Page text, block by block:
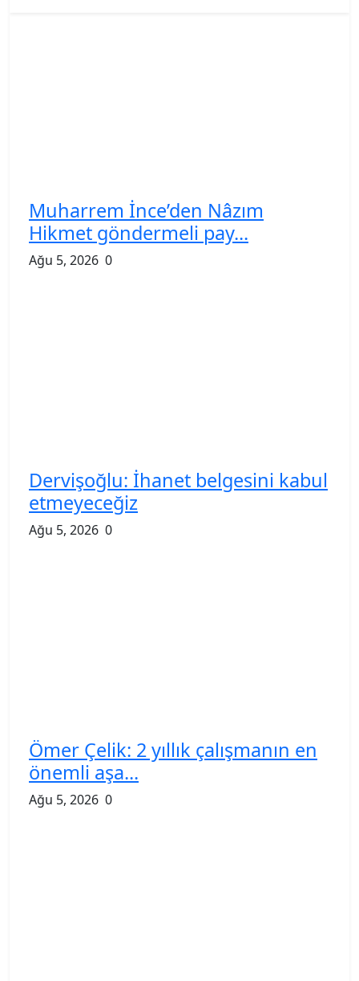
Muharrem İnce’den Nâzım
Hikmet göndermeli pay...
Ağu 5, 2026 0
Dervişoğlu: İhanet belgesini kabul
etmeyeceğiz
Ağu 5, 2026 0
Ömer Çelik: 2 yıllık çalışmanın en
önemli aşa...
Ağu 5, 2026 0